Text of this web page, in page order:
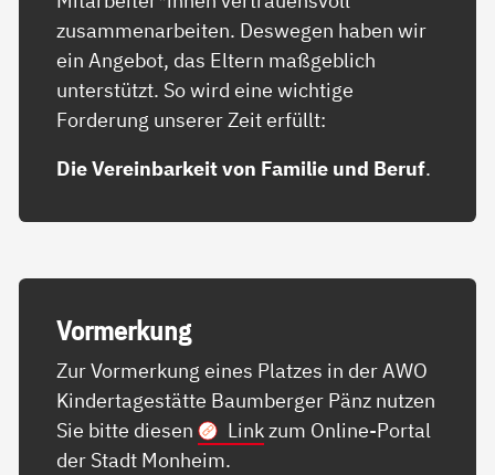
zusammenarbeiten. Deswegen haben wir
ein Angebot, das Eltern maßgeblich
unterstützt. So wird eine wichtige
Forderung unserer Zeit erfüllt:
Die Vereinbarkeit von Familie und Beruf.
Vor­mer­kung
Zur Vormerkung eines Platzes in der AWO
Kindertagestätte Baumberger Pänz nutzen
Sie bitte diesen
Linkzum Online-Portal
der Stadt Monheim.